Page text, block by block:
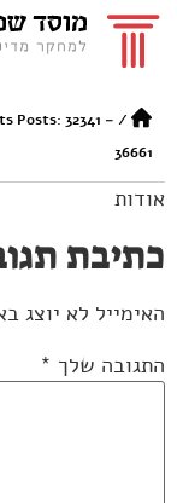
/
Posts: 32341 –
36661
אודות
כתיבת
האימייל לא יוצג
התגובה שלך *